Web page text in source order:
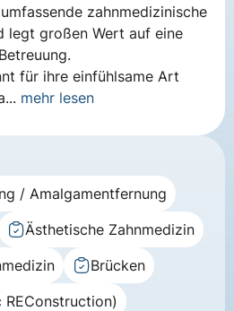
zahnmedizinische
legt großen Wert auf eine
für ihre einfühlsame Art
mehr lesen
/ Amalgamentfernung
Ästhetische Zahnmedizin
Brücken
REConstruction)